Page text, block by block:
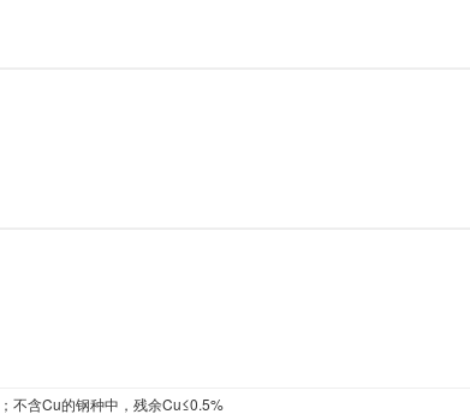
；不含Cu的钢种中，残余Cu≤0.5%